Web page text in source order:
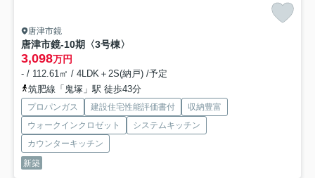
唐津市鏡
唐津市鏡-10期 〈3号棟〉
3,098万円
- / 112.61㎡ / 4LDK＋2S(納戸) /予定
筑肥線「鬼塚」駅 徒歩43分
プロパンガス 建設住宅性能評価書付
収納豊富
ウォークインクロゼット
システムキッチン
カウンターキッチン
新築